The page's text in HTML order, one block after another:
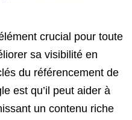
crucial pour toute
sa visibilité en
du référencement de
est qu’il peut aider à
un contenu riche